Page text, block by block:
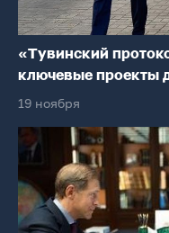
«Тувинский
ключевые проекты
19 ноября